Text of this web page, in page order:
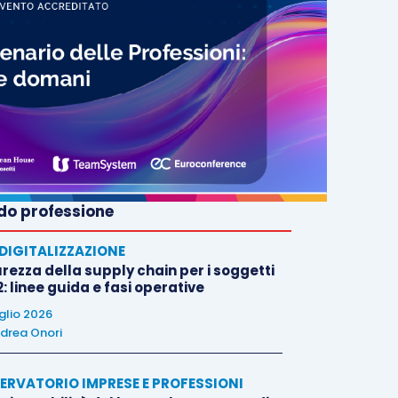
professione
della supply chain per i soggetti
linee guida e fasi operative
2026
Onori
IMPRESE E PROFESSIONI